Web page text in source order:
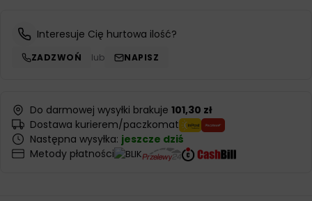
Interesuje Cię hurtowa ilość?
ZADZWOŃ lub NAPISZ
Do darmowej wysyłki brakuje 101,30 zł
Dostawa kurierem/paczkomat
Następna wysyłka: jeszcze dziś
Metody płatności